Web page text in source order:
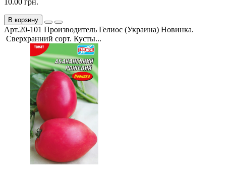
В корзину
Арт.20-101 Производитель Гелиос (Украина) Новинка.
Сверхранний сорт. Кусты...